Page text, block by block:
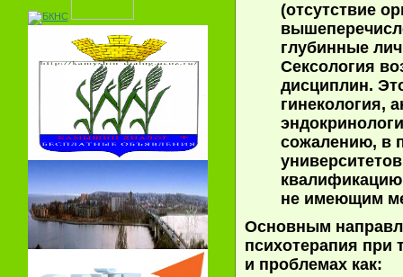
(отсутствие
глубинные
Сексология
дисциплин.
гинекология,
сожалению, в
не имеющим
Основным
психотерапия при
и проблемах как: